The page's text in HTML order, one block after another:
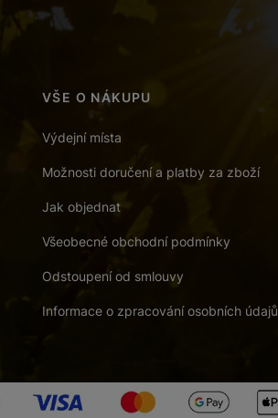
VŠE O NÁKUPU
Výdejní místa
Možnosti doručení a platby za zboží
Jak objednat
Všeobecné obchodní podmínky
Odstoupení od smlouvy
Informace o zpracování osobních údajů